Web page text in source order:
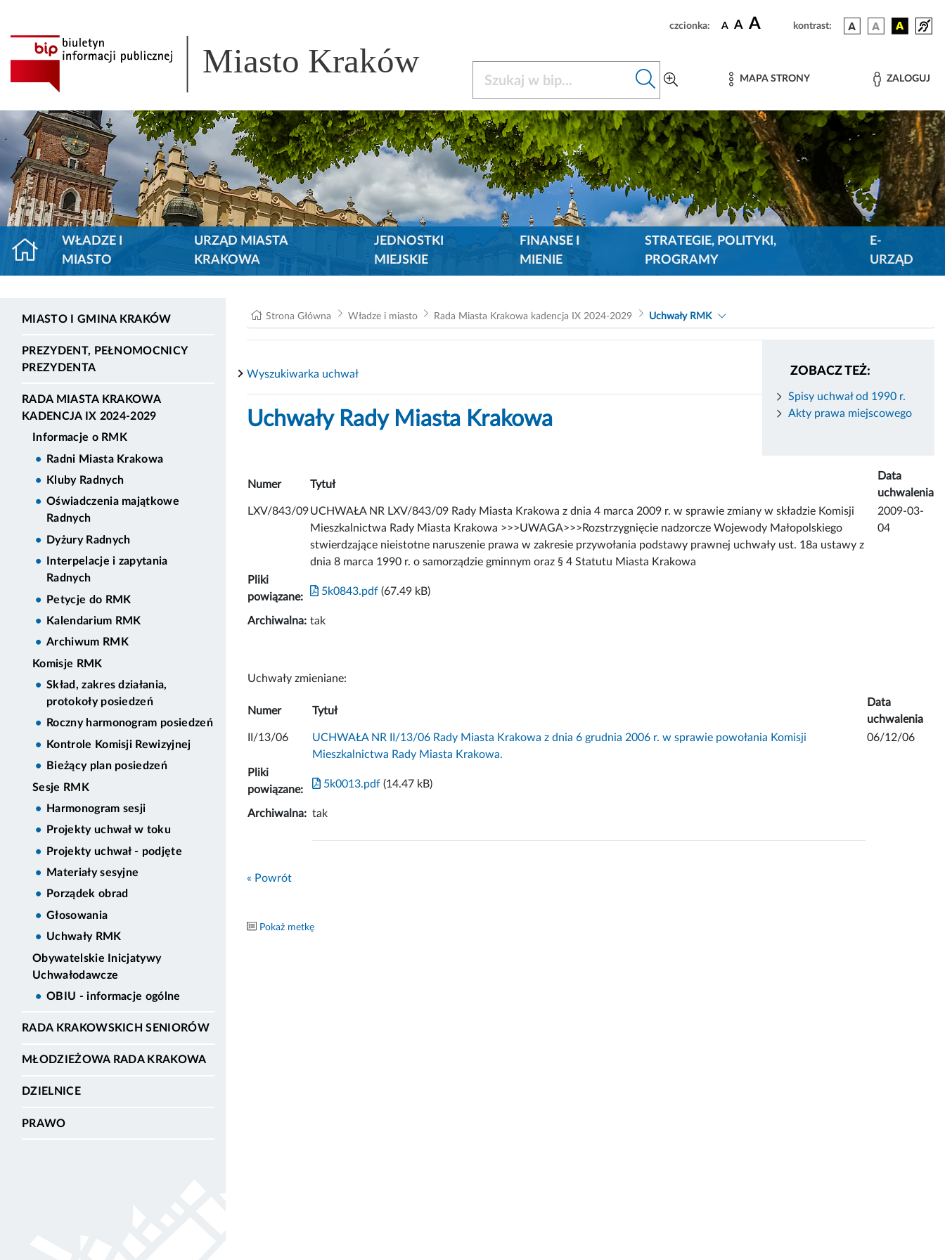
czcionka: A A A kontrast:
Miasto Kraków MAPA STRONY ZALOGUJ
WŁADZE I
MIASTO
URZĄD MIASTA
KRAKOWA
JEDNOSTKI
MIEJSKIE
FINANSE I
MIENIE
STRATEGIE, POLITYKI,
PROGRAMY
E-
URZĄD
MIASTO I GMINA KRAKÓW
PREZYDENT, PEŁNOMOCNICY
PREZYDENTA
RADA MIASTA KRAKOWA
KADENCJA IX 2024-2029
Informacje o RMK
Radni Miasta Krakowa
Kluby Radnych
Oświadczenia majątkowe
Radnych
Dyżury Radnych
Interpelacje i zapytania
Radnych
Petycje do RMK
Kalendarium RMK
Archiwum RMK
Komisje RMK
Skład, zakres działania,
protokoły posiedzeń
Roczny harmonogram posiedzeń
Kontrole Komisji Rewizyjnej
Bieżący plan posiedzeń
Sesje RMK
Harmonogram sesji
Projekty uchwał w toku
Projekty uchwał - podjęte
Materiały sesyjne
Porządek obrad
Głosowania
Uchwały RMK
Obywatelskie Inicjatywy
Uchwałodawcze
OBIU - informacje ogólne
RADA KRAKOWSKICH SENIORÓW
MŁODZIEŻOWA RADA KRAKOWA
DZIELNICE
PRAWO
Strona Główna Władze i miasto Rada Miasta Krakowa kadencja IX 2024-2029 Uchwały RMK
ZOBACZ TEŻ:
Spisy uchwał od 1990 r.
Akty prawa miejscowego
Wyszukiwarka uchwał
Uchwały Rady Miasta Krakowa
Numer Tytuł
Data
uchwalenia
LXV/843/09UCHWAŁA NR LXV/843/09 Rady Miasta Krakowa z dnia 4 marca 2009 r. w sprawie zmiany w składzie Komisji
Mieszkalnictwa Rady Miasta Krakowa >>>UWAGA>>>Rozstrzygnięcie nadzorcze Wojewody Małopolskiego
stwierdzające nieistotne naruszenie prawa w zakresie przywołania podstawy prawnej uchwały ust. 18a ustawy z
dnia 8 marca 1990 r. o samorządzie gminnym oraz § 4 Statutu Miasta Krakowa
2009-03-
04
Pliki
powiązane:
5k0843.pdf (67.49 kB)
Archiwalna: tak
Uchwały zmieniane:
Numer Tytuł
Data
uchwalenia
II/13/06
UCHWAŁA NR II/13/06 Rady Miasta Krakowa z dnia 6 grudnia 2006 r. w sprawie powołania Komisji
Mieszkalnictwa Rady Miasta Krakowa.
06/12/06
Pliki
powiązane:
5k0013.pdf (14.47 kB)
Archiwalna: tak
« Powrót
Pokaż metkę